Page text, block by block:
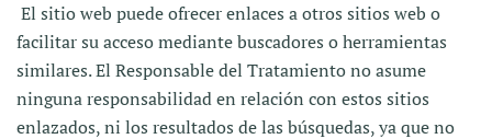
El sitio web puede ofrecer enlaces a otros sitios web o
facilitar su acceso mediante buscadores o herramientas
similares. El Responsable del Tratamiento no asume
ninguna responsabilidad en relación con estos sitios
enlazados, ni los resultados de las búsquedas, ya que no